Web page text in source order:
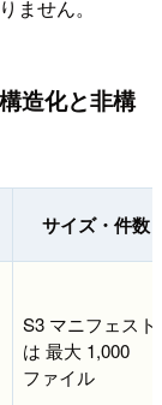
ません。
造化と非構
サイズ・件数
S3 マニフェスト
は 最大 1,000
ファイル